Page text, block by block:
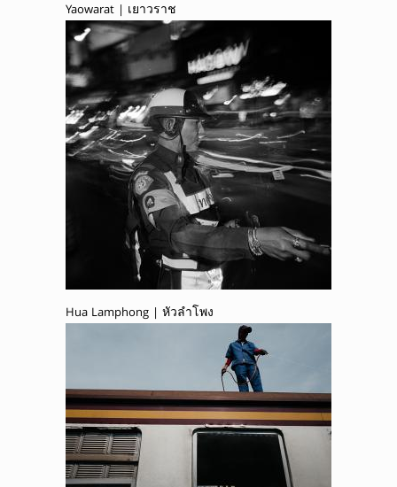
Yaowarat | เยาวราช
Hua Lamphong | หัวลำโพง